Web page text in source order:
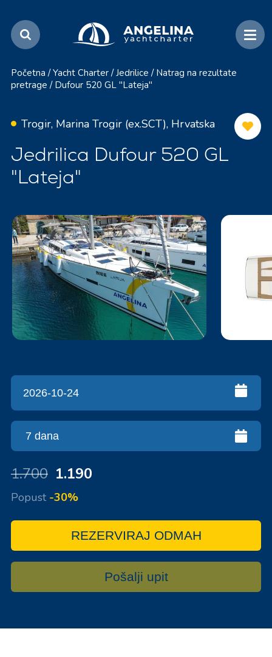
Početna / Yacht Charter / Jedrilice / Natrag na rezultate
pretrage / Dufour 520 GL "Lateja"
Trogir, Marina Trogir (ex.SCT), Hrvatska
Jedrilica Dufour 520 GL
"Lateja"
1.700 1.190
Popust -30%
REZERVIRAJ ODMAH
Pošalji upit